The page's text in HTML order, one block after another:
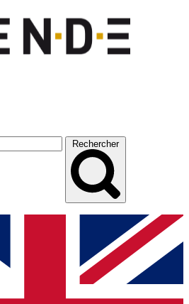
Rechercher